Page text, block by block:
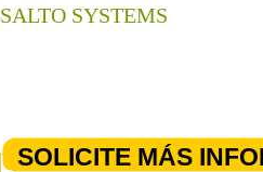
SALTO SYSTEMS
SOLICITE MÁS